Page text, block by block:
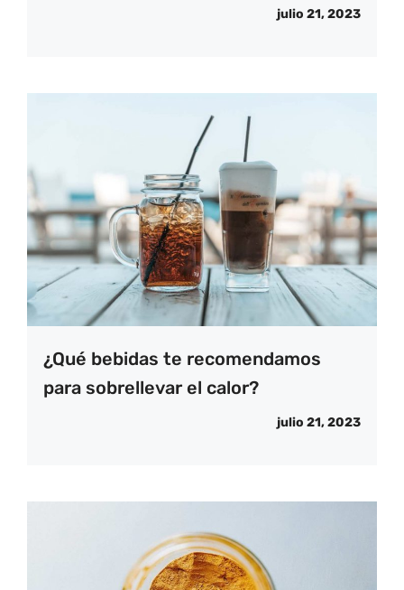
julio 21, 2023
¿Qué bebidas te recomendamos
para sobrellevar el calor?
julio 21, 2023